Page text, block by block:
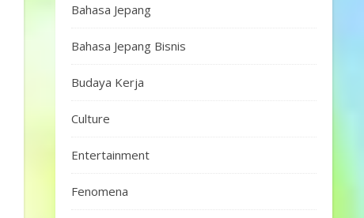
Bahasa Jepang
Bahasa Jepang Bisnis
Budaya Kerja
Culture
Entertainment
Fenomena